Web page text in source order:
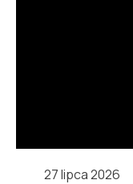
27 lipca 2026